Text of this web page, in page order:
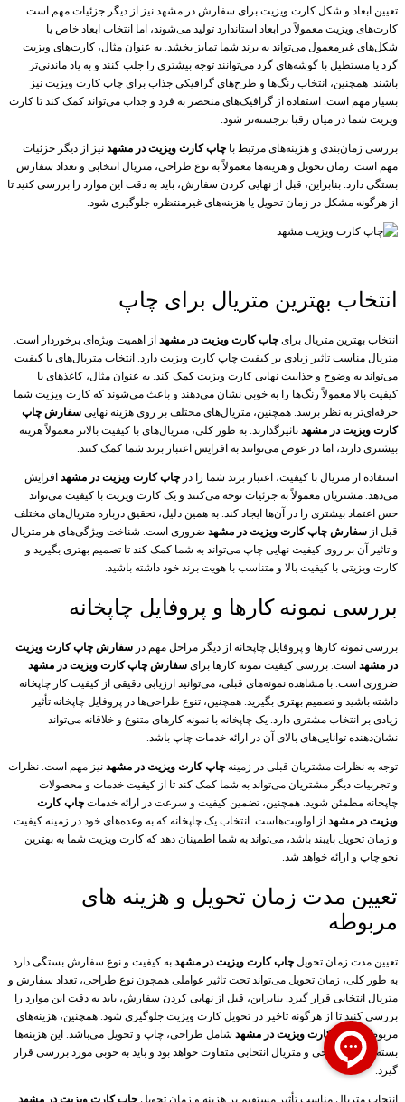
تعیین ابعاد و شکل کارت ویزیت برای سفارش در مشهد نیز از دیگر جزئیات مهم است.
کارت‌های ویزیت معمولاً در ابعاد استاندارد تولید می‌شوند، اما انتخاب ابعاد خاص یا
شکل‌های غیرمعمول می‌تواند به برند شما تمایز بخشد. به عنوان مثال، کارت‌های ویزیت
گرد یا مستطیل با گوشه‌های گرد می‌توانند توجه بیشتری را جلب کنند و به یاد ماندنی‌تر
باشند. همچنین، انتخاب رنگ‌ها و طرح‌های گرافیکی جذاب برای چاپ کارت ویزیت نیز
بسیار مهم است. استفاده از گرافیک‌های منحصر به فرد و جذاب می‌تواند کمک کند تا کارت
ویزیت شما در میان رقبا برجسته‌تر شود.
بررسی زمان‌بندی و هزینه‌های مرتبط با چاپ کارت ویزیت در مشهد نیز از دیگر جزئیات
مهم است. زمان تحویل و هزینه‌ها معمولاً به نوع طراحی، متریال انتخابی و تعداد سفارش
بستگی دارد. بنابراین، قبل از نهایی کردن سفارش، باید به دقت این موارد را بررسی کنید تا
از هرگونه مشکل در زمان تحویل یا هزینه‌های غیرمنتظره جلوگیری شود.
انتخاب بهترین متریال برای چاپ
انتخاب بهترین متریال برای چاپ کارت ویزیت در مشهد از اهمیت ویژه‌ای برخوردار است.
متریال مناسب تاثیر زیادی بر کیفیت چاپ کارت ویزیت دارد. انتخاب متریال‌های با کیفیت
می‌تواند به وضوح و جذابیت نهایی کارت ویزیت کمک کند. به عنوان مثال، کاغذهای با
کیفیت بالا معمولاً رنگ‌ها را به خوبی نشان می‌دهند و باعث می‌شوند که کارت ویزیت شما
حرفه‌ای‌تر به نظر برسد. همچنین، متریال‌های مختلف بر روی هزینه نهایی سفارش چاپ
کارت ویزیت در مشهد تاثیرگذارند. به طور کلی، متریال‌های با کیفیت بالاتر معمولاً هزینه
بیشتری دارند، اما در عوض می‌توانند به افزایش اعتبار برند شما کمک کنند.
استفاده از متریال با کیفیت، اعتبار برند شما را در چاپ کارت ویزیت در مشهد افزایش
می‌دهد. مشتریان معمولاً به جزئیات توجه می‌کنند و یک کارت ویزیت با کیفیت می‌تواند
حس اعتماد بیشتری را در آن‌ها ایجاد کند. به همین دلیل، تحقیق درباره متریال‌های مختلف
قبل از سفارش چاپ کارت ویزیت در مشهد ضروری است. شناخت ویژگی‌های هر متریال
و تاثیر آن بر روی کیفیت نهایی چاپ می‌تواند به شما کمک کند تا تصمیم بهتری بگیرید و
کارت ویزیتی با کیفیت بالا و متناسب با هویت برند خود داشته باشید.
بررسی نمونه کارها و پروفایل چاپخانه
بررسی نمونه کارها و پروفایل چاپخانه از دیگر مراحل مهم در سفارش چاپ کارت ویزیت
در مشهد است. بررسی کیفیت نمونه کارها برای سفارش چاپ کارت ویزیت در مشهد
ضروری است. با مشاهده نمونه‌های قبلی، می‌توانید ارزیابی دقیقی از کیفیت کار چاپخانه
داشته باشید و تصمیم بهتری بگیرید. همچنین، تنوع طراحی‌ها در پروفایل چاپخانه تأثیر
زیادی بر انتخاب مشتری دارد. یک چاپخانه با نمونه کارهای متنوع و خلاقانه می‌تواند
نشان‌دهنده توانایی‌های بالای آن در ارائه خدمات چاپ باشد.
توجه به نظرات مشتریان قبلی در زمینه چاپ کارت ویزیت در مشهد نیز مهم است. نظرات
و تجربیات دیگر مشتریان می‌تواند به شما کمک کند تا از کیفیت خدمات و محصولات
چاپخانه مطمئن شوید. همچنین، تضمین کیفیت و سرعت در ارائه خدمات چاپ کارت
ویزیت در مشهد از اولویت‌هاست. انتخاب یک چاپخانه که به وعده‌های خود در زمینه کیفیت
و زمان تحویل پایبند باشد، می‌تواند به شما اطمینان دهد که کارت ویزیت شما به بهترین
نحو چاپ و ارائه خواهد شد.
تعیین مدت زمان تحویل و هزینه های
مربوطه
تعیین مدت زمان تحویل چاپ کارت ویزیت در مشهد به کیفیت و نوع سفارش بستگی دارد.
به طور کلی، زمان تحویل می‌تواند تحت تاثیر عواملی همچون نوع طراحی، تعداد سفارش و
متریال انتخابی قرار گیرد. بنابراین، قبل از نهایی کردن سفارش، باید به دقت این موارد را
بررسی کنید تا از هرگونه تاخیر در تحویل کارت ویزیت جلوگیری شود. همچنین، هزینه‌های
مربوط بهچاپ کارت ویزیت در مشهد شامل طراحی، چاپ و تحویل می‌باشد. این هزینه‌ها
بسته به نوع طراحی و متریال انتخابی متفاوت خواهد بود و باید به خوبی مورد بررسی قرار
گیرد.
انتخاب متریال مناسب تأثیر مستقیم بر هزینه و زمان تحویل چاپ کارت ویزیت در مشهد